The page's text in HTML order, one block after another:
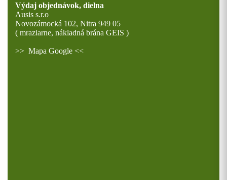
Výdaj objednávok, dielna
Ausis s.r.o
Novozámocká 102, Nitra 949 05
( mraziarne, nákladná brána GEIS )
>> Mapa Google <<